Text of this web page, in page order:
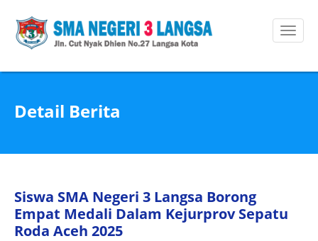
Detail Berita
Siswa SMA Negeri 3 Langsa Borong
Empat Medali Dalam Kejurprov Sepatu
Roda Aceh 2025